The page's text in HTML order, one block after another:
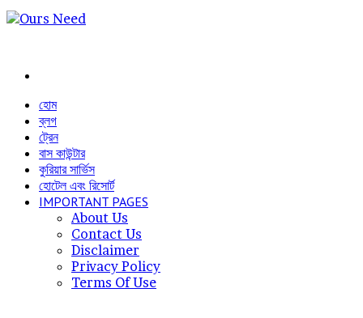
হোম
ব্লগ
ট্রেন
বাস কাউন্টার
কুরিয়ার সার্ভিস
হোটেল এবং রিসোর্ট
IMPORTANT PAGES
About Us
Contact Us
Disclaimer
Privacy Policy
Terms Of Use